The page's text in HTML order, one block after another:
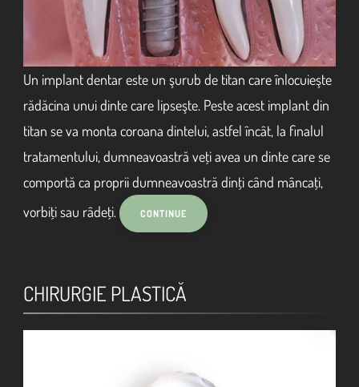
Un implant dentar este un şurub de titan care înlocuieşte
rădăcina unui dinte care lipseşte. Peste acest implant din
titan se va monta coroana dintelui, astfel încât, la finalul
tratamentului, dumneavoastră veţi avea un dinte care se
comportă ca proprii dumneavoastră dinţi când mâncaţi,
vorbiţi sau râdeţi.
CHIRURGIE PLASTICĂ